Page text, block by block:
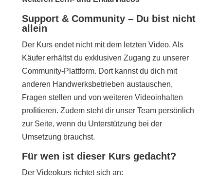
Support & Community – Du bist nicht
allein
Der Kurs endet nicht mit dem letzten Video. Als
Käufer erhältst du exklusiven Zugang zu unserer
Community-Plattform. Dort kannst du dich mit
anderen Handwerksbetrieben austauschen,
Fragen stellen und von weiteren Videoinhalten
profitieren. Zudem steht dir unser Team persönlich
zur Seite, wenn du Unterstützung bei der
Umsetzung brauchst.
Für wen ist dieser Kurs gedacht?
Der Videokurs richtet sich an: